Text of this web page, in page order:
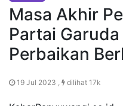
Masa Akhir
Partai
Perbaikan
19 Jul 2023 , dilihat 17k